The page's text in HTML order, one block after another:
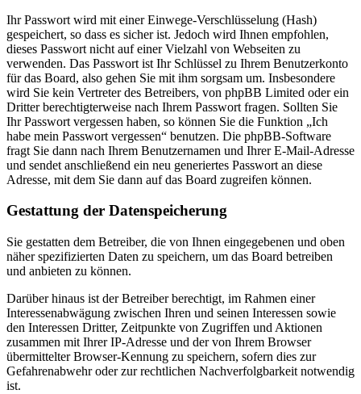
Ihr Passwort wird mit einer Einwege-Verschlüsselung (Hash)
gespeichert, so dass es sicher ist. Jedoch wird Ihnen empfohlen,
dieses Passwort nicht auf einer Vielzahl von Webseiten zu
verwenden. Das Passwort ist Ihr Schlüssel zu Ihrem Benutzerkonto
für das Board, also gehen Sie mit ihm sorgsam um. Insbesondere
wird Sie kein Vertreter des Betreibers, von phpBB Limited oder ein
Dritter berechtigterweise nach Ihrem Passwort fragen. Sollten Sie
Ihr Passwort vergessen haben, so können Sie die Funktion „Ich
habe mein Passwort vergessen“ benutzen. Die phpBB-Software
fragt Sie dann nach Ihrem Benutzernamen und Ihrer E-Mail-Adresse
und sendet anschließend ein neu generiertes Passwort an diese
Adresse, mit dem Sie dann auf das Board zugreifen können.
Gestattung der Datenspeicherung
Sie gestatten dem Betreiber, die von Ihnen eingegebenen und oben
näher spezifizierten Daten zu speichern, um das Board betreiben
und anbieten zu können.
Darüber hinaus ist der Betreiber berechtigt, im Rahmen einer
Interessenabwägung zwischen Ihren und seinen Interessen sowie
den Interessen Dritter, Zeitpunkte von Zugriffen und Aktionen
zusammen mit Ihrer IP-Adresse und der von Ihrem Browser
übermittelter Browser-Kennung zu speichern, sofern dies zur
Gefahrenabwehr oder zur rechtlichen Nachverfolgbarkeit notwendig
ist.